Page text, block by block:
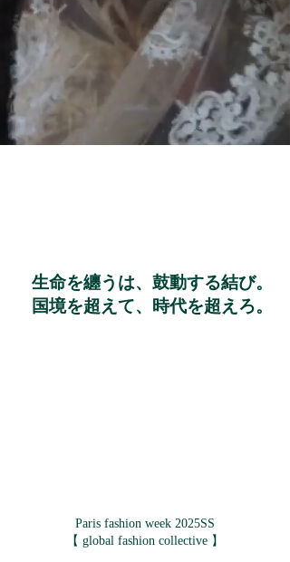
生命を纏うは、鼓動する結び。
国境を超えて、時代を超えろ。
Paris fashion week 2025SS
【 global fashion collective 】